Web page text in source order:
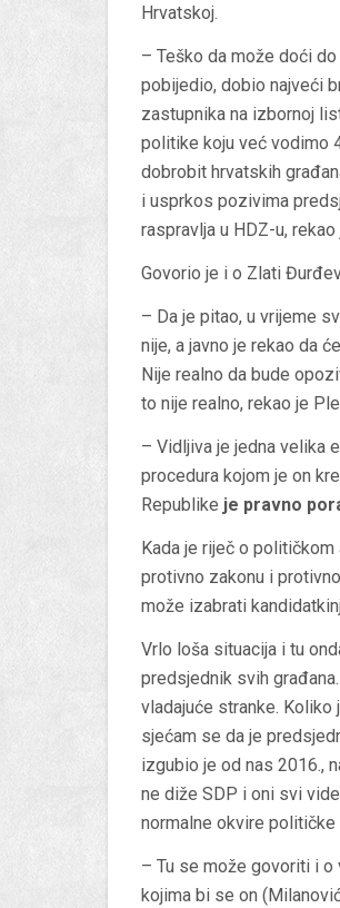
Hrvatskoj.
– Teško da može doći
pobijedio, dobio najveći
zastupnika na izbornoj
politike koju već vodimo
dobrobit hrvatskih
i usprkos pozivima
raspravlja u HDZ-u,
Govorio je i o Zlati
– Da je pitao, u vrijeme
nije, a javno je rekao da
Nije realno da bude
to nije realno, rekao je
– Vidljiva je jedna velika
procedura kojom je on
Republike je pravno
Kada je riječ o
protivno zakonu i
može izabrati
Vrlo loša situacija i tu
predsjednik svih
vladajuće stranke.
sjećam se da je
izgubio je od nas 2016.,
ne diže SDP i oni svi
normalne okvire
– Tu se može govoriti i o
kojima bi se on